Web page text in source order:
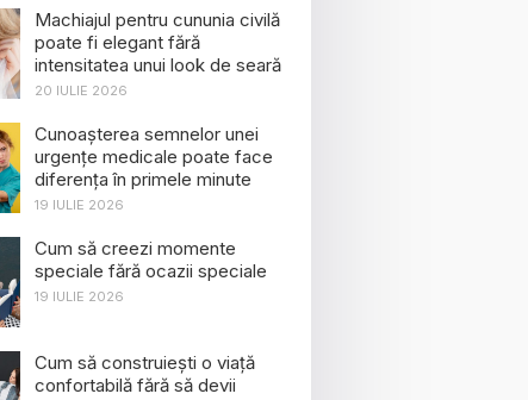
Machiajul pentru cununia civilă
poate fi elegant fără
intensitatea unui look de seară
20 IULIE 2026
Cunoașterea semnelor unei
urgențe medicale poate face
diferența în primele minute
19 IULIE 2026
Cum să creezi momente
speciale fără ocazii speciale
19 IULIE 2026
Cum să construiești o viață
confortabilă fără să devii